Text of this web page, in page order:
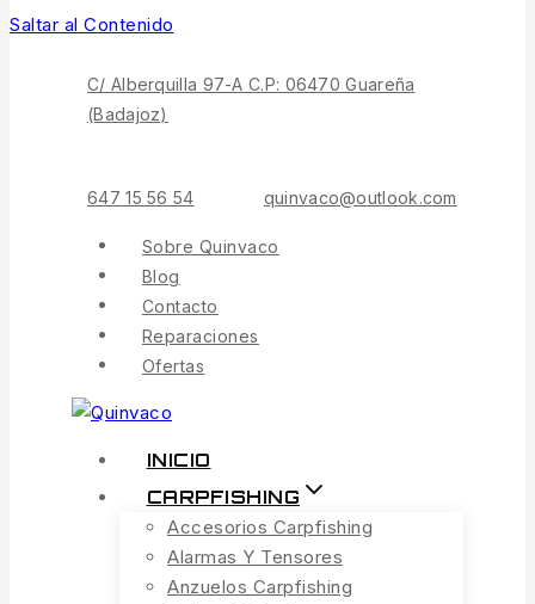
Saltar al Contenido
C/ Alberquilla 97-A C.P: 06470 Guareña
(Badajoz)
647 15 56 54 quinvaco@outlook.com
Sobre Quinvaco
Blog
Contacto
Reparaciones
Ofertas
INICIO
CARPFISHING
Accesorios Carpfishing
Alarmas Y Tensores
Anzuelos Carpfishing